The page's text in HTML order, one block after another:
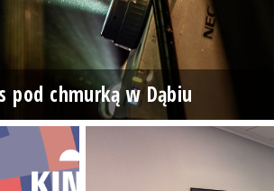
pod chmurką w Dąbiu